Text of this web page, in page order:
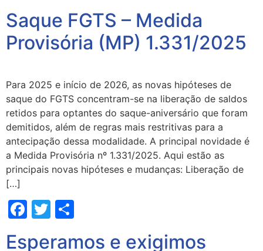
Saque FGTS – Medida
Provisória (MP) 1.331/2025
Para 2025 e início de 2026, as novas hipóteses de
saque do FGTS concentram-se na liberação de saldos
retidos para optantes do saque-aniversário que foram
demitidos, além de regras mais restritivas para a
antecipação dessa modalidade. A principal novidade é
a Medida Provisória nº 1.331/2025. Aqui estão as
principais novas hipóteses e mudanças: Liberação de
[…]
Facebook
Twitter
Esperamos e exigimos